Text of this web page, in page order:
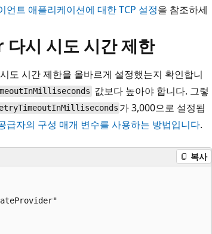
언트 애플리케이션에 대한 TCP 설정을 참조하세
시 시도 시간 제한
도 시간 제한을 올바르게 설정했는지 확인합니
값보다 높아야 합니다. 그렇
가 3,000으로 설정됩
급자의 구성 매개 변수를 사용하는 방법입니다.
복사